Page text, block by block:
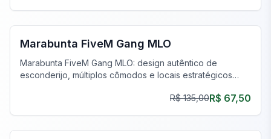
FiveM Gangue MLO
Marabunta FiveM Gang MLO
Marabunta FiveM Gang MLO: design autêntico de
esconderijo, múltiplos cômodos e locais estratégicos
R$ 135,00R$ 67,50
FiveM Gangue MLO